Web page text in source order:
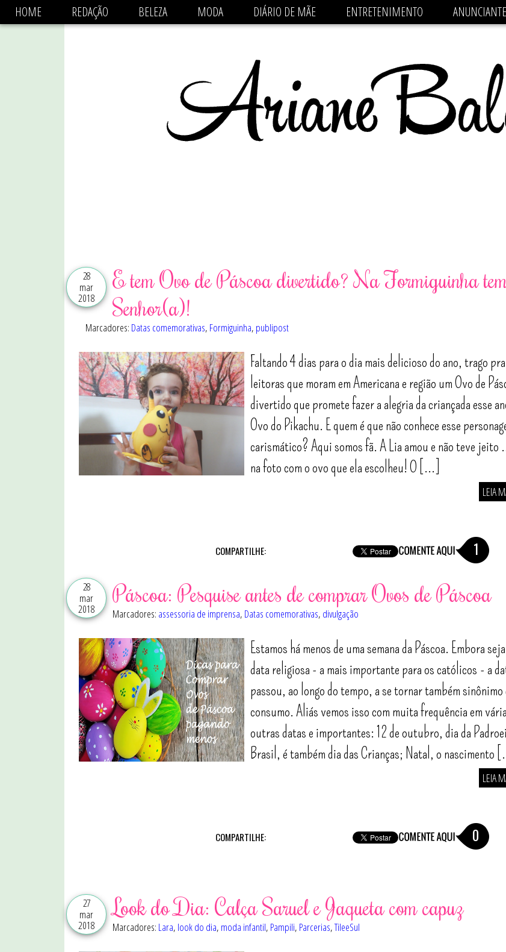
async='async' data-ad-client='ca-pub-1470782825684808' src='https://pagead2.googlesyndication.com/
HOME REDAÇÃO BELEZA MODA DIÁRIO DE MÃE ENTRETENIMENTO
28
mar
2018
E tem Ovo de Páscoa divertido? Na Formiguinha
Senhor(a)!
Marcadores: Datas comemorativas, Formiguinha, publipost
Faltando 4 dias para o dia mais delicioso do ano, trago
leitoras que moram em Americana e região um Ovo de
divertido que promete fazer a alegria da criançada esse
Ovo do Pikachu. E quem é que não conhece esse
carismático? Aqui somos fã. A Lia amou e não teve jeito
na foto com o ovo que ela escolheu! O [...]
LEIA
1
COMPARTILHE:
28
mar
2018
Páscoa: Pesquise antes de comprar Ovos de Páscoa
Marcadores: assessoria de imprensa, Datas comemorativas, divulgação
Estamos há menos de uma semana da Páscoa. Embora
data religiosa - a mais importante para os católicos - a
passou, ao longo do tempo, a se tornar também sinônimo
consumo. Aliás vemos isso com muita frequência em
outras datas e importantes: 12 de outubro, dia da
Brasil, é também dia das Crianças; Natal, o nascimento
LEIA
0
COMPARTILHE:
27
mar
2018
Look do Dia: Calça Saruel e Jaqueta com capuz
Marcadores: Lara, look do dia, moda infantil, Pampili, Parcerias,TileeSul